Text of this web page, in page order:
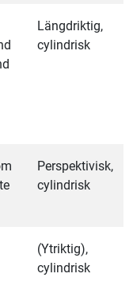
Längdriktig,
cylindrisk
Perspektivisk,
cylindrisk
(Ytriktig),
cylindrisk